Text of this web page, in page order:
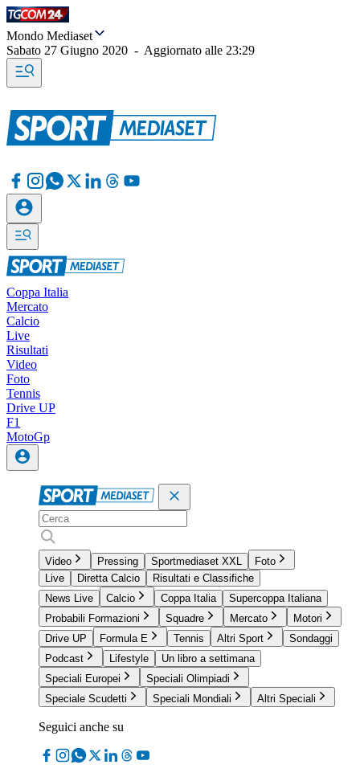
Mondo Mediaset
Sabato 27 Giugno 2020 - Aggiornato alle 23:29
Coppa Italia
Mercato
Calcio
Live
Risultati
Video
Foto
Tennis
Drive UP
F1
MotoGp
Video Pressing Sportmediaset XXL
Foto
Live
Diretta Calcio
Risultati e Classifiche
News Live
Calcio Coppa Italia
Supercoppa Italiana
Probabili Formazioni
Squadre Mercato
Motori
Drive UP
Formula E Tennis Altri Sport
Sondaggi
Podcast
Lifestyle
Un libro a settimana
Speciali Europei
Speciali Olimpiadi
Speciale Scudetti
Speciali Mondiali Altri Speciali
Seguici anche su